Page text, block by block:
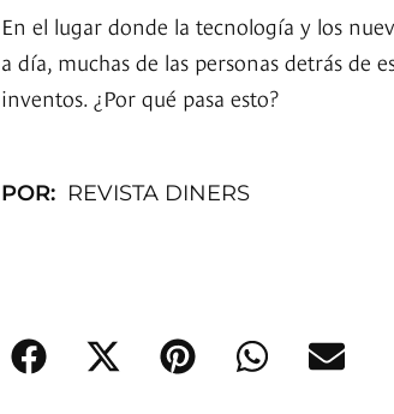
En el lugar donde la tecnología y los
a día, muchas de las personas detrás de
inventos. ¿Por qué pasa esto?
POR: REVISTA DINERS